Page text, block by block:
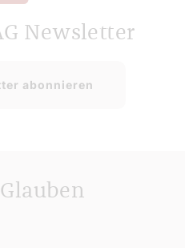
Newsletter
abonnieren